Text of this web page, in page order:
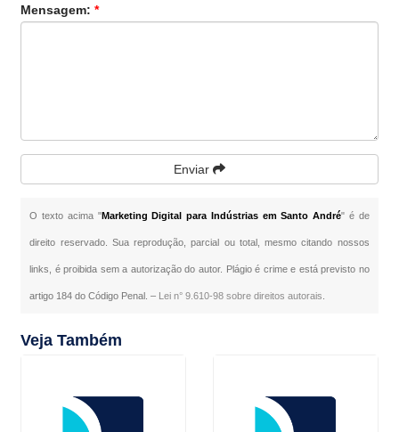
Mensagem:*
Enviar
O texto acima "Marketing Digital para Indústrias em Santo André" é de
direito reservado. Sua reprodução, parcial ou total, mesmo citando nossos
links, é proibida sem a autorização do autor. Plágio é crime e está previsto no
artigo 184 do Código Penal. – Lei n° 9.610-98 sobre direitos autorais
Veja Também